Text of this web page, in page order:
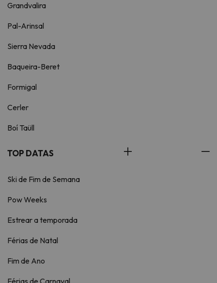
Grandvalira
Pal-Arinsal
Sierra Nevada
Baqueira-Beret
Formigal
Cerler
Boí Taüll
TOP DATAS
Ski de Fim de Semana
Pow Weeks
Estrear a temporada
Férias de Natal
Fim de Ano